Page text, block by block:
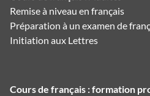
Remise à niveau en français
Préparation à un examen de
Initiation aux Lettres
Cours de français : formation